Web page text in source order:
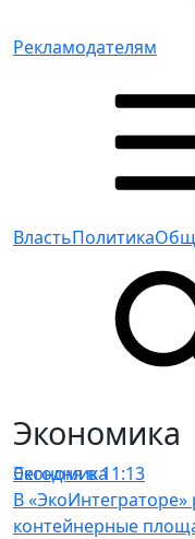
Рекламодателям
ВластьПолитика
Экономика
Экономика
Сегодня в 11:13
В «ЭкоИнтеграторе»
контейнерные